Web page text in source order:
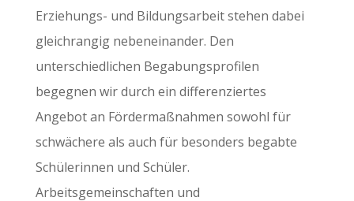
Erziehungs- und Bildungsarbeit stehen dabei
gleichrangig nebeneinander. Den
unterschiedlichen Begabungsprofilen
begegnen wir durch ein differenziertes
Angebot an Fördermaßnahmen sowohl für
schwächere als auch für besonders begabte
Schülerinnen und Schüler.
Arbeitsgemeinschaften und